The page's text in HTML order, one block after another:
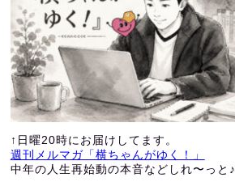
↑日曜20時にお届けしてます。
週刊メルマガ「横ちゃんがゆく！」
中年の人生再始動の本音などしれ〜っと♪